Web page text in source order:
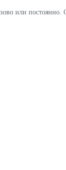
или постоянно.